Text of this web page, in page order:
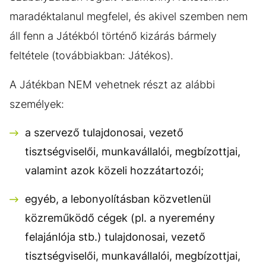
maradéktalanul megfelel, és akivel szemben nem
áll fenn a Játékból történő kizárás bármely
feltétele (továbbiakban: Játékos).
A Játékban NEM vehetnek részt az alábbi
személyek:
a szervező tulajdonosai, vezető
tisztségviselői, munkavállalói, megbízottjai,
valamint azok közeli hozzátartozói;
egyéb, a lebonyolításban közvetlenül
közreműködő cégek (pl. a nyeremény
felajánlója stb.) tulajdonosai, vezető
tisztségviselői, munkavállalói, megbízottjai,